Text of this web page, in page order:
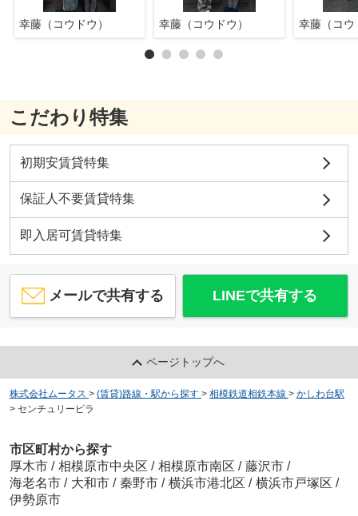
幸藤（コウドウ） 幸藤（コウドウ） 幸藤（コウ
こだわり特集
初期安賃貸特集
保証人不要賃貸特集
即入居可賃貸特集
メールで共有する LINEで共有する
ページトップへ
株式会社ムータス > (賃貸)路線・駅から探す > 相模鉄道相鉄本線 > かしわ台駅
> センチュリーピラ
市区町村から探す
厚木市 / 相模原市中央区 / 相模原市南区 / 藤沢市 /
海老名市 / 大和市 / 秦野市 / 横浜市港北区 / 横浜市戸塚区 /
伊勢原市